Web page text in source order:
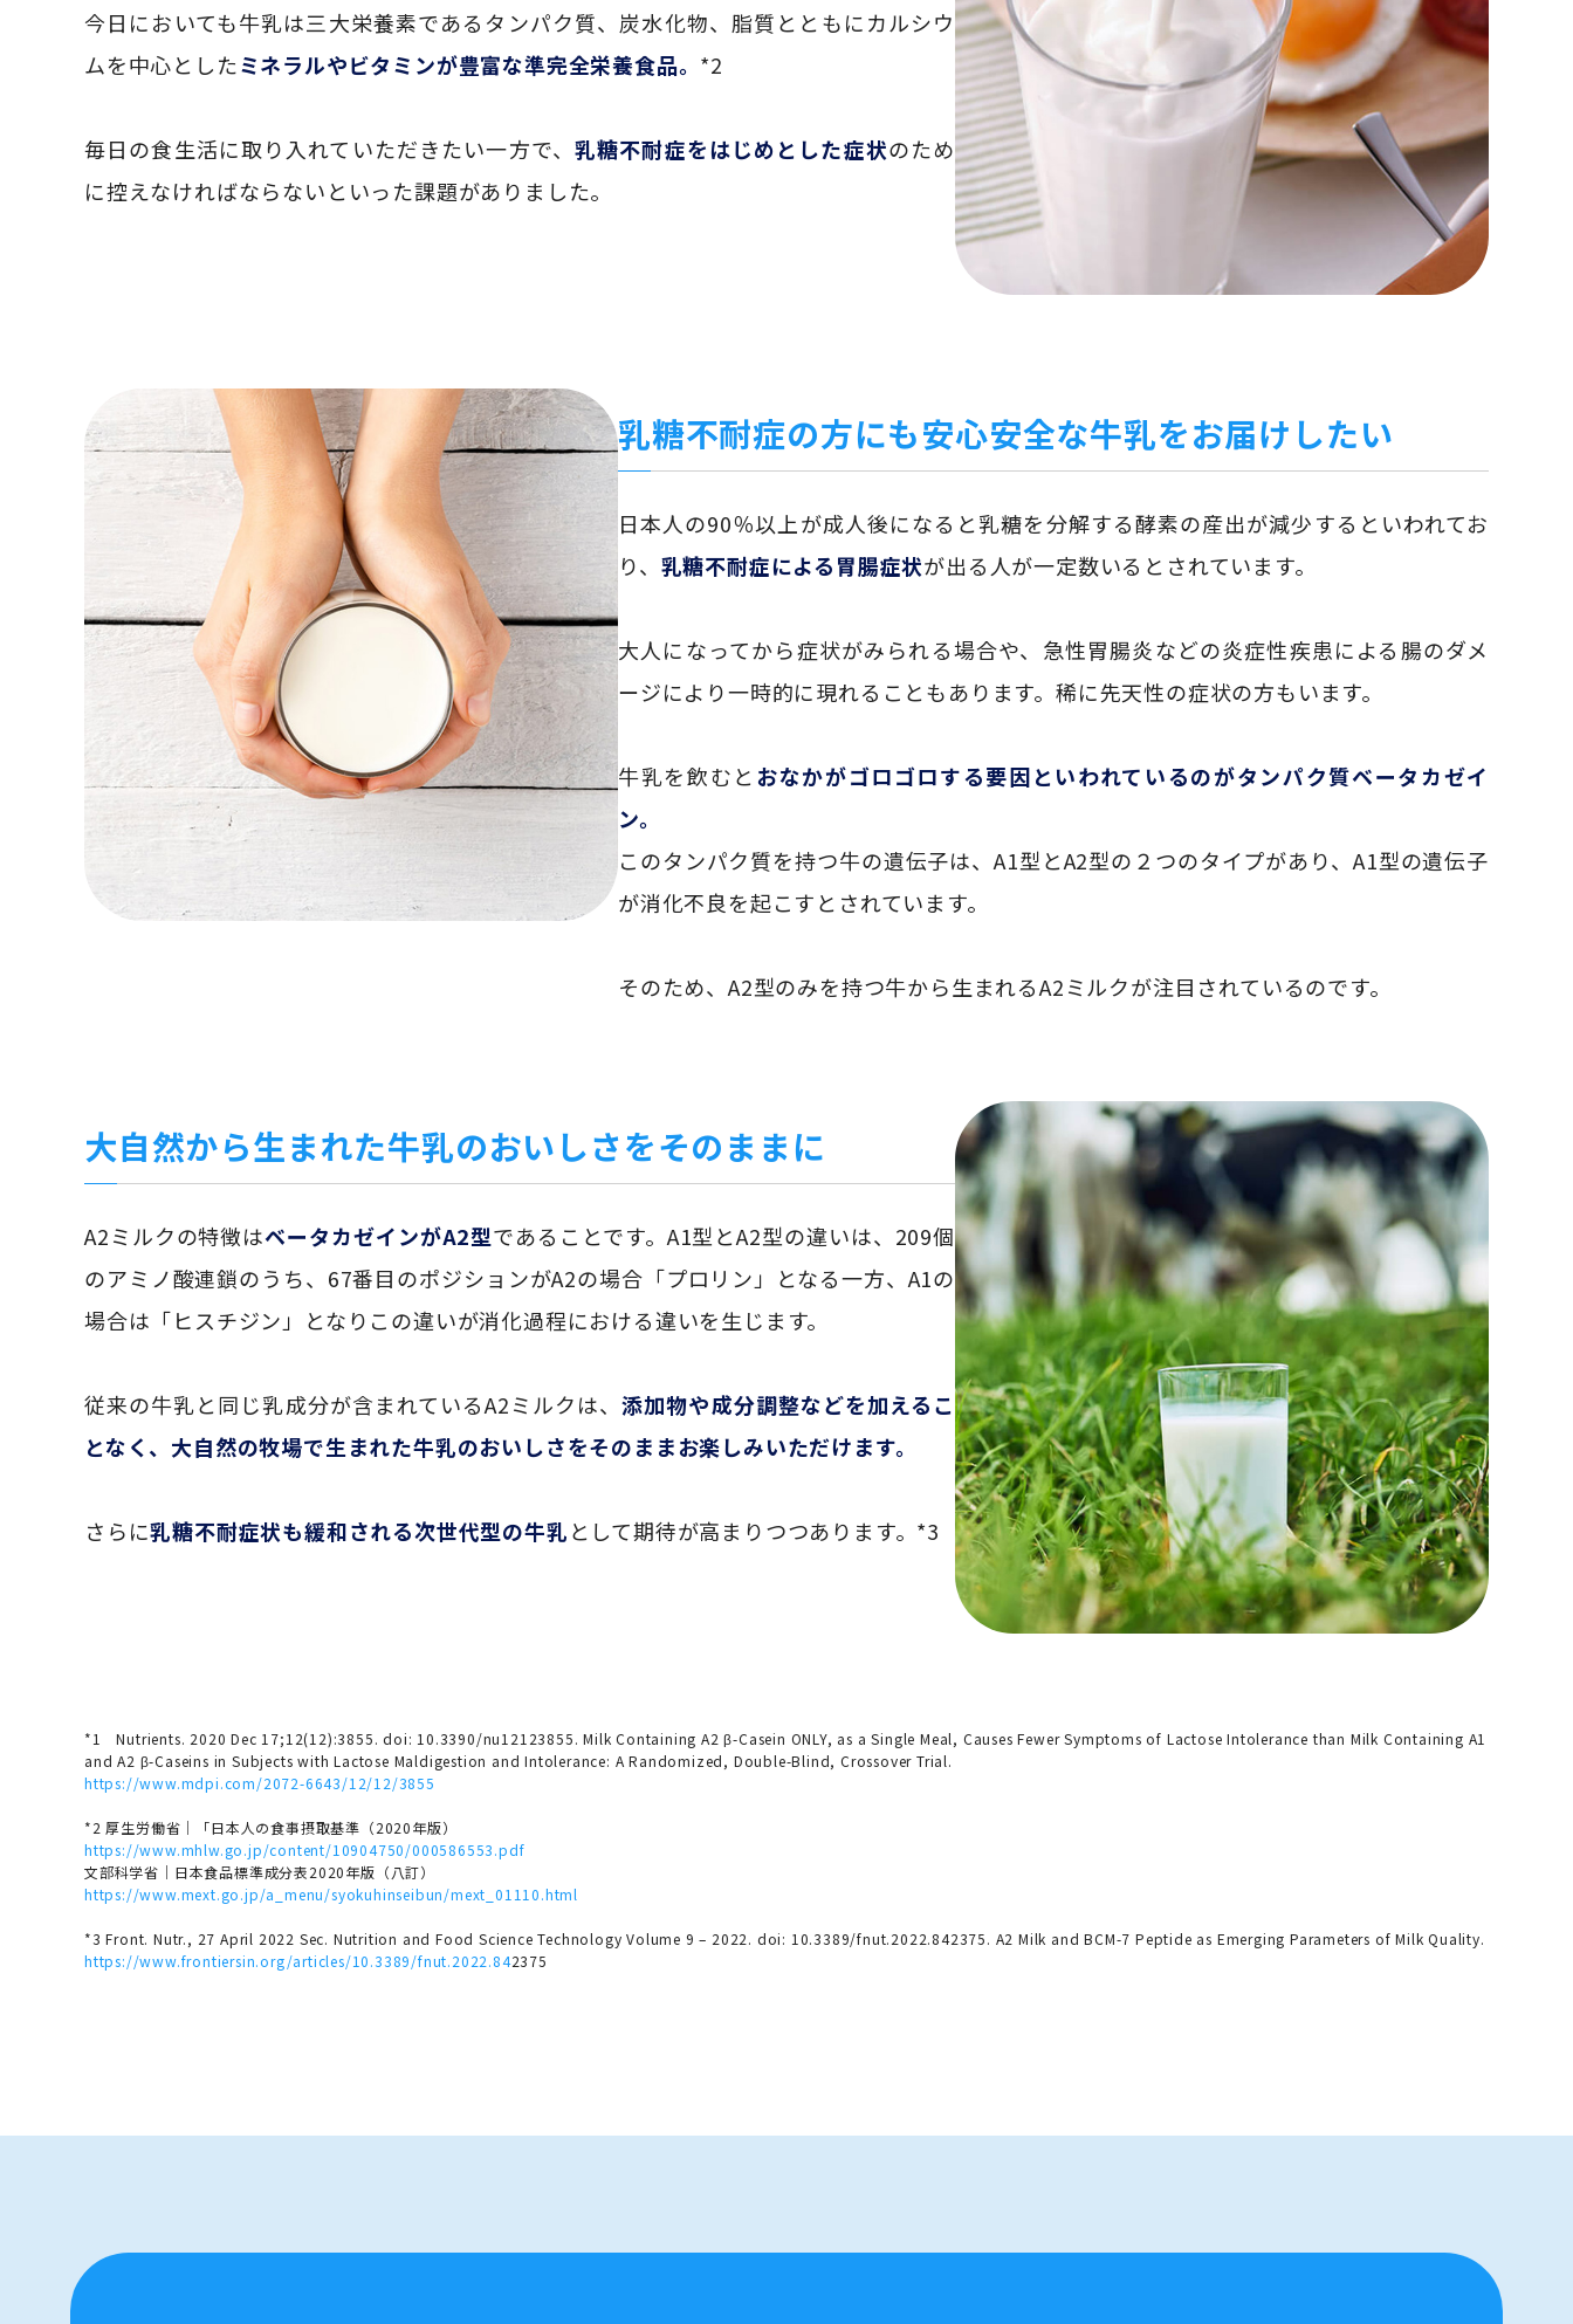
今日においても牛乳は三大栄養素であるタンパク質、炭水化物、脂質とともにカルシウ
ムを中心としたミネラルやビタミンが豊富な準完全栄養食品。 *2
毎日の食生活に取り入れていただきたい一方で、 乳糖不耐症をはじめとした症状のため
に控えなければならないといった課題がありました。
乳糖不耐症の方にも安心安全な牛乳をお届けしたい
日本人の90％以上が成人後になると乳糖を分解する酵素の産出が減少するといわれてお
り、 乳糖不耐症による胃腸症状が出る人が一定数いるとされています。
大人になってから症状がみられる場合や、急性胃腸炎などの炎症性疾患による腸のダメ
ージにより一時的に現れることもあります。稀に先天性の症状の方もいます。
牛乳を飲むと おなかがゴロゴロする要因といわれているのがタンパク質ベータカゼイ
ン。
このタンパク質を持つ牛の遺伝子は、A1型とA2型の２つのタイプがあり、A1型の遺伝子
が消化不良を起こすとされています。
そのため、A2型のみを持つ牛から生まれるA2ミルクが注目されているのです。
大自然から生まれた牛乳のおいしさをそのままに
A2ミルクの特徴はベータカゼインがA2型であることです。A1型とA2型の違いは、209個
のアミノ酸連鎖のうち、67番目のポジションがA2の場合「プロリン」となる一方、A1の
場合は「ヒスチジン」となりこの違いが消化過程における違いを生じます。
従来の牛乳と同じ乳成分が含まれているA2ミルクは、添加物や成分調整などを加えるこ
となく、大自然の牧場で生まれた牛乳のおいしさをそのままお楽しみいただけます。
さらに乳糖不耐症状も緩和される次世代型の牛乳として期待が高まりつつあります。*3
*1 Nutrients. 2020 Dec 17;12(12):3855. doi: 10.3390/nu12123855. Milk Containing A2 β-Casein ONLY, as a Single Meal, Causes Fewer Symptoms of Lactose Intolerance than Milk Containing A1
and A2 β-Caseins in Subjects with Lactose Maldigestion and Intolerance: A Randomized, Double-Blind, Crossover Trial.
https://www.mdpi.com/2072-6643/12/12/3855
*2 厚生労働省｜「日本人の食事摂取基準（2020年版）
https://www.mhlw.go.jp/content/10904750/000586553.pdf
文部科学省｜日本食品標準成分表2020年版（八訂）
https://www.mext.go.jp/a_menu/syokuhinseibun/mext_01110.html
*3 Front. Nutr., 27 April 2022 Sec. Nutrition and Food Science Technology Volume 9 – 2022. doi: 10.3389/fnut.2022.842375. A2 Milk and BCM-7 Peptide as Emerging Parameters of Milk Quality.
https://www.frontiersin.org/articles/10.3389/fnut.2022.842375